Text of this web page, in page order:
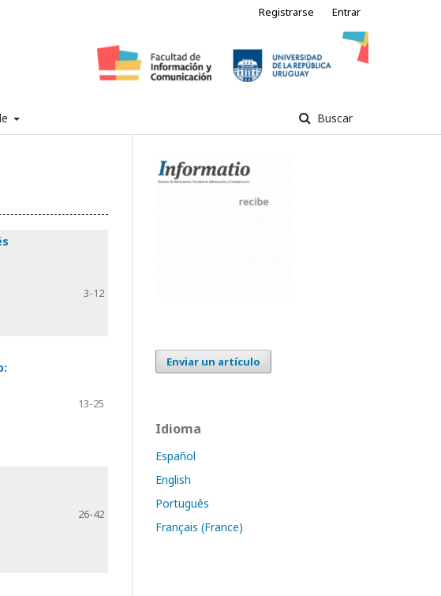
Buscar
Registrarse Entrar
3-12
13-25
26-42
Enviar un artículo
Idioma
Español
English
Português
Français (France)